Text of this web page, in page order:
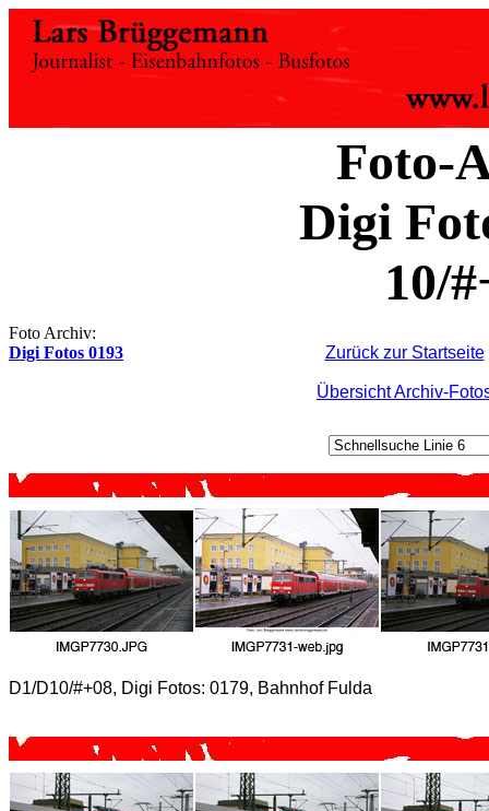
Foto-
Digi
10/
Foto Archiv:
Digi Fotos 0193
Zurück zur Startseite
Übersicht Archiv-
D1/D10/#+08, Digi Fotos: 0179, Bahnhof Fulda